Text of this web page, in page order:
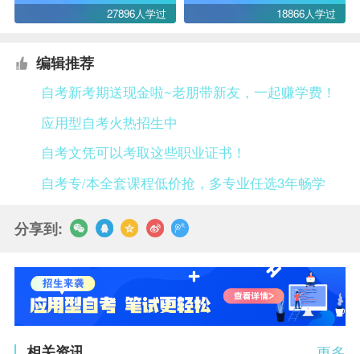
27896人学过 18866人学过
编辑推荐
自考新考期送现金啦~老朋带新友，一起赚学费！
应用型自考火热招生中
自考文凭可以考取这些职业证书！
自考专/本全套课程低价抢，多专业任选3年畅学
分享到: